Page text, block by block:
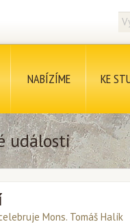
NABÍZÍME KE
události
Mons. Tomáš Halík